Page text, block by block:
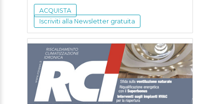
ACQUISTA
Iscriviti alla Newsletter gratuita